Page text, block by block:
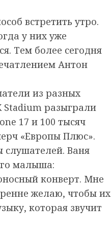
встретить утро.
у них уже
Тем более сегодня
Антон
из разных
Stadium разыграли
17 и 100 тысяч
«Европы Плюс».
Ваня
малыша:
конверт. Мне
желаю, чтобы их
которая звучит